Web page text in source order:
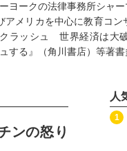
ークの法律事務所シャー
メリカを中心に教育コ
ラッシュ 世界経済は大
る』（角川書店）等著書
ンの怒り
人
1